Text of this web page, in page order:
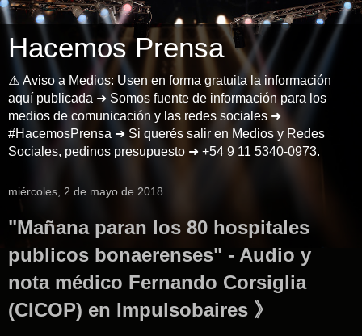
Hacemos Prensa
⚠️ Aviso a Medios: Usen en forma gratuita la información
aquí publicada ➜ Somos fuente de información para los
medios de comunicación y las redes sociales ➜
#HacemosPrensa ➜ Si querés salir en Medios y Redes
Sociales, pedinos presupuesto ➜ +54 9 11 5340-0973.
miércoles, 2 de mayo de 2018
"Mañana paran los 80 hospitales
publicos bonaerenses" - Audio y
nota médico Fernando Corsiglia
(CICOP) en Impulsobaires 》